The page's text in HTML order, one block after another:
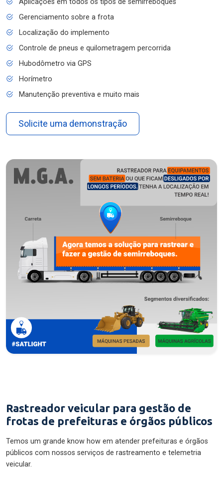
Aplicações em todos os tipos de semirreboques
Gerenciamento sobre a frota
Localização do implemento
Controle de pneus e quilometragem percorrida
Hubodômetro via GPS
Horímetro
Manutenção preventiva e muito mais
Solicite uma demonstração
Rastreador veicular para gestão de
frotas de prefeituras e órgãos públicos
Temos um grande know how em atender prefeituras e órgãos
públicos com nossos serviços de rastreamento e telemetria
veicular.